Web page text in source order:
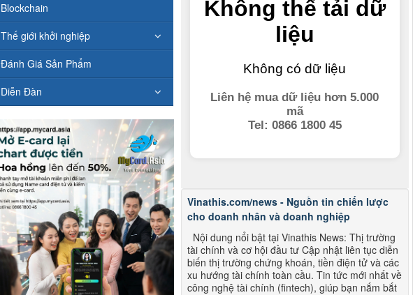
Vinathis.com/news - Nguồn tin chiến lược
cho doanh nhân và doanh nghiệp
Nội dung nổi bật tại Vinathis News: Thị trường
tài chính và cơ hội đầu tư Cập nhật liên tục diễn
biến thị trường chứng khoán, tiền điện tử và các
xu hướng tài chính toàn cầu. Tin tức mới nhất về
công nghệ tài chính (fintech), giúp bạn nắm bắt
Blockchain
Thế giới khởi nghiệp
Đánh Giá Sản Phẩm
Diễn Đàn